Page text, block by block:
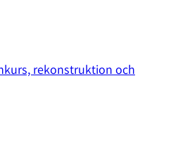
rekonstruktion och